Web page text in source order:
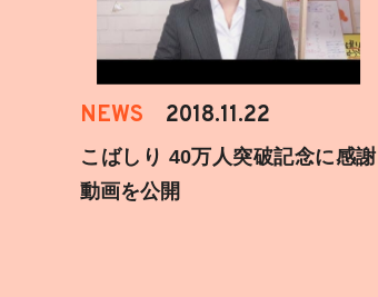
NEWS 2018.11.22
こばしり 40万人突破記念に感謝
動画を公開